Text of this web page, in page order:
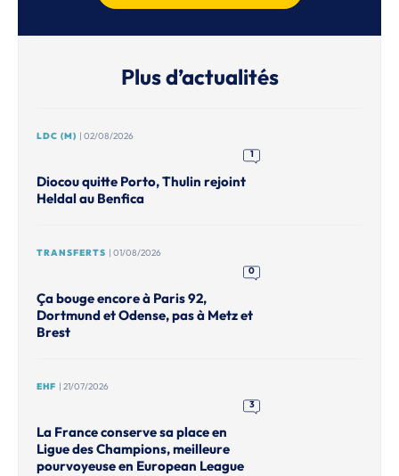
Plus d’actualités
LDC (M) | 02/08/2026
1
Diocou quitte Porto, Thulin rejoint
Heldal au Benfica
TRANSFERTS | 01/08/2026
0
Ça bouge encore à Paris 92,
Dortmund et Odense, pas à Metz et
Brest
EHF | 21/07/2026
3
La France conserve sa place en
Ligue des Champions, meilleure
pourvoyeuse en European League